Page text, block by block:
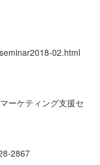
02.html
ーケティング支援セ
2867